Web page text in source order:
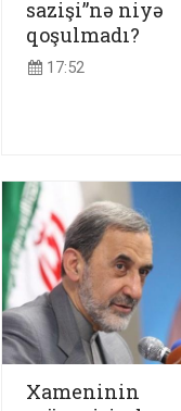
sazişi”nə niyə
qoşulmadı?
17:52
Xameninin